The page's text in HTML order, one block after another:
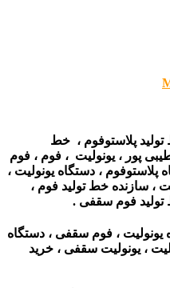
پلاستوفوم ، خط
پور ، یونولیت ، فوم ، فوم
، دستگاه یونولیت ،
، سازنده خط تولید فوم ،
تولید فوم سقفی .
، فوم سقفی ، دستگاه
، یونولیت سقفی ، خرید